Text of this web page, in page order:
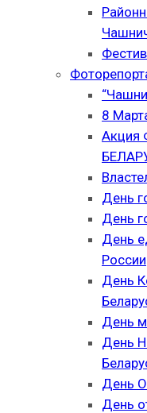
8
Акция
День
День
День
России
День
День
День
День
День